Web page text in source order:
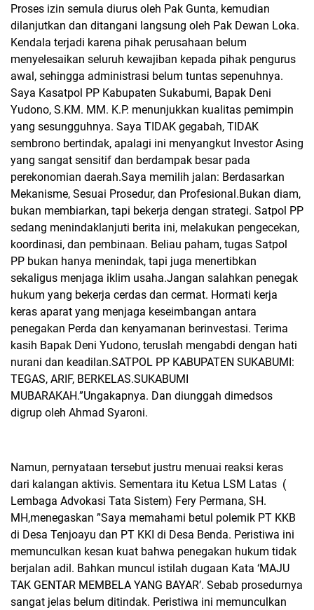
Proses izin semula diurus oleh Pak Gunta, kemudian
dilanjutkan dan ditangani langsung oleh Pak Dewan Loka.
Kendala terjadi karena pihak perusahaan belum
menyelesaikan seluruh kewajiban kepada pihak pengurus
awal, sehingga administrasi belum tuntas sepenuhnya.
Saya Kasatpol PP Kabupaten Sukabumi, Bapak Deni
Yudono, S.KM. MM. K.P. menunjukkan kualitas pemimpin
yang sesungguhnya. Saya TIDAK gegabah, TIDAK
sembrono bertindak, apalagi ini menyangkut Investor Asing
yang sangat sensitif dan berdampak besar pada
perekonomian daerah.Saya memilih jalan: Berdasarkan
Mekanisme, Sesuai Prosedur, dan Profesional.Bukan diam,
bukan membiarkan, tapi bekerja dengan strategi. Satpol PP
sedang menindaklanjuti berita ini, melakukan pengecekan,
koordinasi, dan pembinaan. Beliau paham, tugas Satpol
PP bukan hanya menindak, tapi juga menertibkan
sekaligus menjaga iklim usaha.Jangan salahkan penegak
hukum yang bekerja cerdas dan cermat. Hormati kerja
keras aparat yang menjaga keseimbangan antara
penegakan Perda dan kenyamanan berinvestasi. Terima
kasih Bapak Deni Yudono, teruslah mengabdi dengan hati
nurani dan keadilan.SATPOL PP KABUPATEN SUKABUMI:
TEGAS, ARIF, BERKELAS.SUKABUMI
MUBARAKAH.”Ungakapnya. Dan diunggah dimedsos
digrup oleh Ahmad Syaroni.
Namun, pernyataan tersebut justru menuai reaksi keras
dari kalangan aktivis. Sementara itu Ketua LSM Latas (
Lembaga Advokasi Tata Sistem) Fery Permana, SH.
MH,menegaskan ”Saya memahami betul polemik PT KKB
di Desa Tenjoayu dan PT KKI di Desa Benda. Peristiwa ini
memunculkan kesan kuat bahwa penegakan hukum tidak
berjalan adil. Bahkan muncul istilah dugaan Kata ‘MAJU
TAK GENTAR MEMBELA YANG BAYAR’. Sebab prosedurnya
sangat jelas belum ditindak. Peristiwa ini memunculkan